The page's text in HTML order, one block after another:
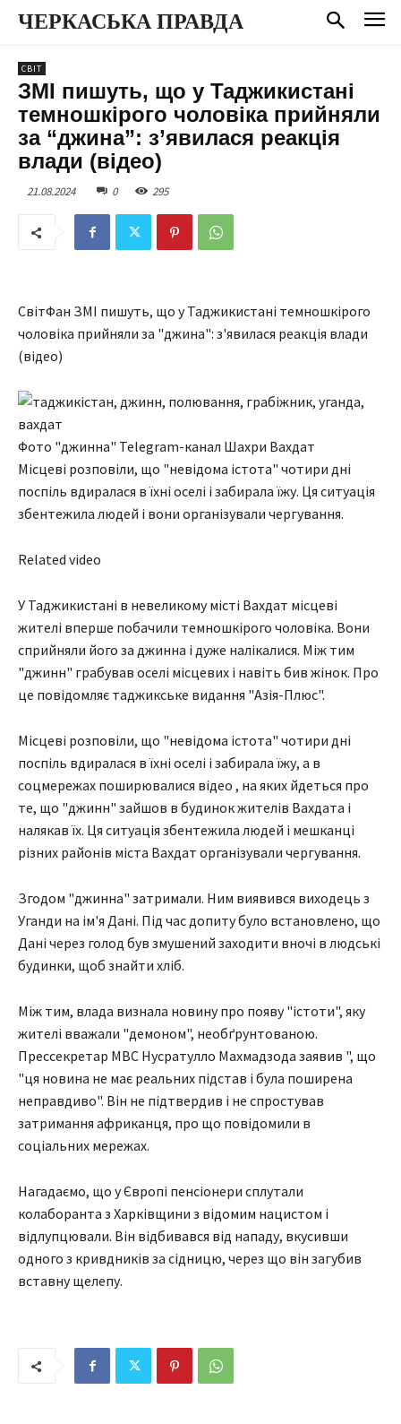
ЧЕРКАСЬКА ПРАВДА
СВІТ
ЗМІ пишуть, що у Таджикистані
темношкірого чоловіка прийняли
за “джина”: з’явилася реакція
влади (відео)
21.08.2024 0 295
СвітФан ЗМІ пишуть, що у Таджикистані темношкірого
чоловіка прийняли за "джина": з'явилася реакція влади
(відео)
Фото "джинна" Telegram-канал Шахри Вахдат
Місцеві розповіли, що "невідома істота" чотири дні
поспіль вдиралася в їхні оселі і забирала їжу. Ця ситуація
збентежила людей і вони організували чергування.
Related video
У Таджикистані в невеликому місті Вахдат місцеві
жителі вперше побачили темношкірого чоловіка. Вони
сприйняли його за джинна і дуже налікалися. Між тим
"джинн" грабував оселі місцевих і навіть бив жінок. Про
це повідомляє таджикське видання "Азія-Плюс".
Місцеві розповіли, що "невідома істота" чотири дні
поспіль вдиралася в їхні оселі і забирала їжу, а в
соцмережах поширювалися відео , на яких йдеться про
те, що "джинн" зайшов в будинок жителів Вахдата і
налякав їх. Ця ситуація збентежила людей і мешканці
різних районів міста Вахдат організували чергування.
Згодом "джинна" затримали. Ним виявився виходець з
Уганди на ім'я Дані. Під час допиту було встановлено, що
Дані через голод був змушений заходити вночі в людські
будинки, щоб знайти хліб.
Між тим, влада визнала новину про появу "істоти", яку
жителі вважали "демоном", необґрунтованою.
Прессекретар МВС Нусратулло Махмадзода заявив ", що
"ця новина не має реальних підстав і була поширена
неправдиво". Він не підтвердив і не спростував
затримання африканця, про що повідомили в
соціальних мережах.
Нагадаємо, що у Європі пенсіонери сплутали
колаборанта з Харківщини з відомим нацистом і
відлупцювали. Він відбивався від нападу, вкусивши
одного з кривдників за сідницю, через що він загубив
вставну щелепу.